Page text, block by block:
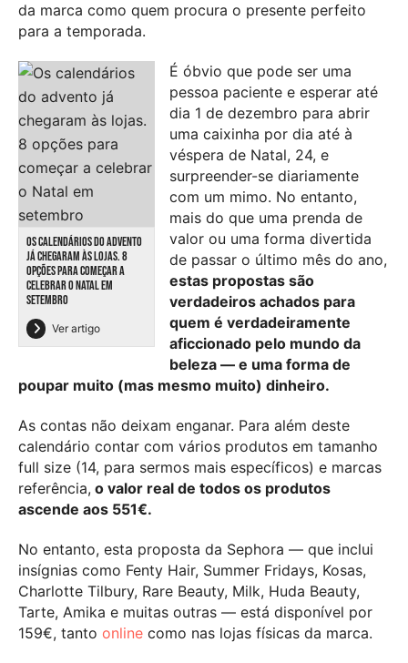
da marca como quem procura o presente perfeito
para a temporada.
OS CALENDÁRIOS DO ADVENTO
JÁ CHEGARAM ÀS LOJAS. 8
OPÇÕES PARA COMEÇAR A
CELEBRAR O NATAL EM
SETEMBRO
Ver artigo
É óbvio que pode ser uma
pessoa paciente e esperar até
dia 1 de dezembro para abrir
uma caixinha por dia até à
véspera de Natal, 24, e
surpreender-se diariamente
com um mimo. No entanto,
mais do que uma prenda de
valor ou uma forma divertida
de passar o último mês do ano,
estas propostas são
verdadeiros achados para
quem é verdadeiramente
aficcionado pelo mundo da
beleza — e uma forma de
poupar muito (mas mesmo muito) dinheiro.
As contas não deixam enganar. Para além deste
calendário contar com vários produtos em tamanho
full size (14, para sermos mais específicos) e marcas
referência, o valor real de todos os produtos
ascende aos 551€.
No entanto, esta proposta da Sephora — que inclui
insígnias como Fenty Hair, Summer Fridays, Kosas,
Charlotte Tilbury, Rare Beauty, Milk, Huda Beauty,
Tarte, Amika e muitas outras — está disponível por
159€, tanto online como nas lojas físicas da marca.